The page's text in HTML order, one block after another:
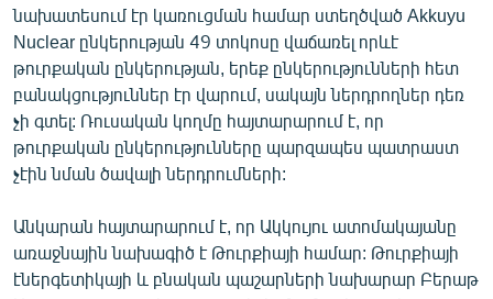
նախատեսում էր կառուցման համար ստեղծված Akkuyu
Nuclear ընկերության 49 տոկոսը վաճառել որևէ
թուրքական ընկերության, երեք ընկերությունների հետ
բանակցություններ էր վարում, սակայն ներդրողներ դեռ
չի գտել: Ռուսական կողմը հայտարարում է, որ
թուրքական ընկերությունները պարզապես պատրաստ
չէին նման ծավալի ներդրումների:
Անկարան հայտարարում է, որ Ակկույու ատոմակայանը
առաջնային նախագիծ է Թուրքիայի համար: Թուրքիայի
էներգետիկայի և բնական պաշարների նախարար Բերաթ